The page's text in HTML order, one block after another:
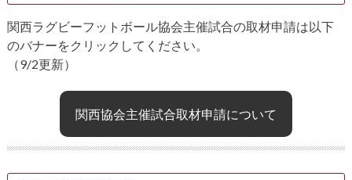
関西ラグビーフットボール協会主催試合の取材申請は以下
のバナーをクリックしてください。
（9/2更新）
関西協会主催試合取材申請について